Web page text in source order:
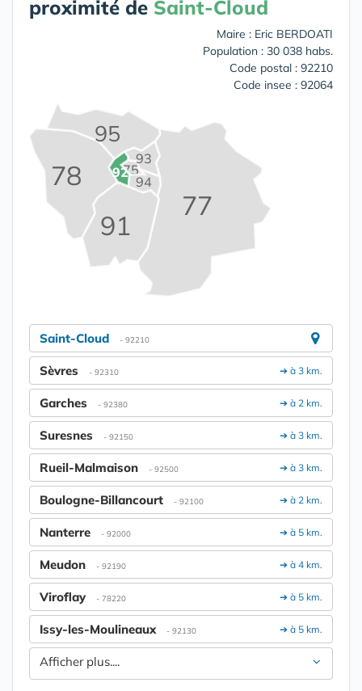
proximité de Saint-Cloud
Maire : Eric BERDOATI
Population : 30 038 habs.
Code postal : 92210
Code insee : 92064
75
77
78
91
92
93
94
95
Saint-Cloud - 92210
➔ à 3 km.
Sèvres - 92310
➔ à 2 km.
Garches - 92380
➔ à 3 km.
Suresnes - 92150
➔ à 3 km.
Rueil-Malmaison - 92500
➔ à 2 km.
Boulogne-Billancourt - 92100
➔ à 5 km.
Nanterre - 92000
➔ à 4 km.
Meudon - 92190
➔ à 5 km.
Viroflay - 78220
➔ à 5 km.
Issy-les-Moulineaux - 92130
Afficher plus....